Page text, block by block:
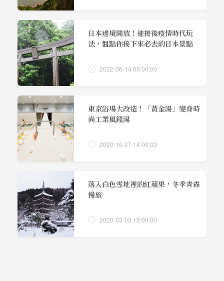
日本邊境開放！迎接後疫情時代玩
法，盤點你接下來必去的日本景點
2022-06-14 06:00:00
東京浴場大改造！「黃金湯」變身時
尚工業風錢湯
2020-10-27 14:00:00
落入白色雪地裡的紅蘋果，冬季青森
慢旅
2020-03-03 15:00:00